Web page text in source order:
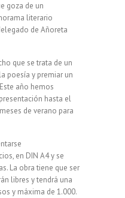
goza de un
literario
de Añoreta
que se trata de un
poesía y premiar un
año hemos
hasta el
de verano para
en DIN A4 y se
La obra tiene que ser
libres y tendrá una
y máxima de 1.000.